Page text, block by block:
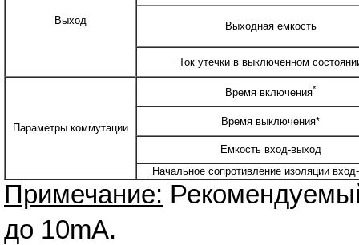
Выход Выходная емкость
Ток утечки в выключенном
Параметры коммутации
Время включения*
Время выключения*
Емкость вход-выход
Начальное сопротивление изоляции
Примечание:
до 10mA.